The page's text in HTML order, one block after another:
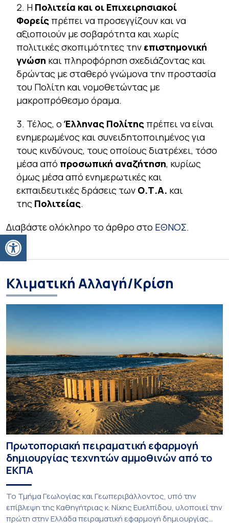
Ανοίξτε τη γραμμή εργαλείων
Η Πολιτεία και οι Επιχειρησιακοί
Φορείς πρέπει να προσεγγίζουν και να
αξιοποιούν με σοβαρότητα και χωρίς
πολιτικές σκοπιμότητες την επιστημονική
γνώση και πληροφόρηση σχεδιάζοντας και
δρώντας με σταθερό γνώμονα την προστασία
του Πολίτη και νομοθετώντας με
μακροπρόθεσμο όραμα.
Τέλος, ο Έλληνας Πολίτης πρέπει να είναι
ενημερωμένος και συνειδητοποιημένος για
τους κινδύνους, τους οποίους διατρέχει, τόσο
μέσα από προσωπική αναζήτηση, κυρίως
όμως μέσα από ενημερωτικές και
εκπαιδευτικές δράσεις των Ο.Τ.Α. και
της Πολιτείας.
Διαβάστε ολόκληρο το άρθρο στο ΕΘΝΟΣ.
Κλιματική Αλλαγή/Κρίση
Πρωτοποριακή πειραματική εφαρμογή
δημιουργίας τεχνητών αμμοθινών από το
ΕΚΠΑ
Το Τμήμα Γεωλογίας και Γεωπεριβάλλοντος, υπό την
επίβλεψη της Καθηγήτριας κ. Νίκης Ευελπίδου, υλοποιεί την
πρώτη στην Ελλάδα πειραματική εφαρμογή δημιουργίας